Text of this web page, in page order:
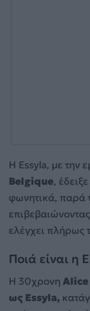
Η Essyla, με την
Belgique,
φωνητικά, παρά
ελέγχει πλήρως
Ποιά είναι η
Η 30χρονη Alice
ως Essyla,